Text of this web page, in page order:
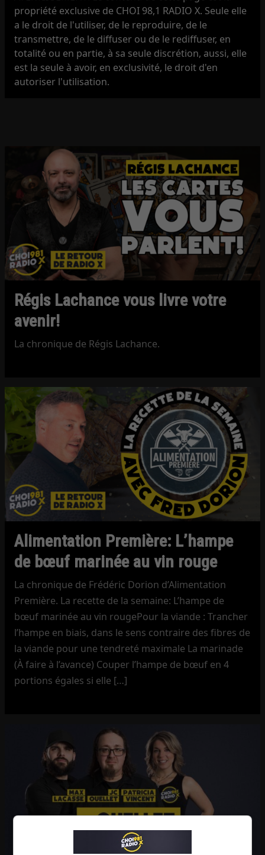
propriété exclusive de CHOI 98,1 RADIO X. Seule elle
a le droit de l'utiliser, de le reproduire, de le
transmettre, de le diffuser ou de le rediffuser, en
totalité ou en partie, à sa seule discrétion, aussi, elle
est la seule à avoir, en exclusivité, le droit d'en
autoriser l'utilisation.
Régis Lachance vous livre votre
avenir!
La chronique de Régis Lachance.
Alimentation Première: L’hampe
de bœuf marinée au vin rouge
La chronique de Frédéric Dorion d’Alimentation
Première. La recette de la semaine: L’hampe de
bœuf marinée au vin rougePour la viande : Trancher
l’hampe en biais, dans le sens contraire des fibres de
la viande pour une tendreté maximale La marinade
(À faire à l’avance) Couper l’hampe de bœuf en 4
portions égales si elle […]